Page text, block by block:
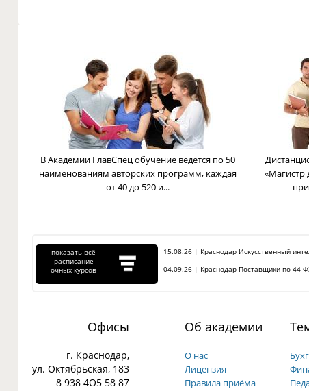
В Академии ГлавСпец обучение ведется по 50
наименованиям авторских программ, каждая
от 40 до 520 и...
«Магистр
показать всё
расписание
очных курсов
15.08.26 | Краснодар Искусственный
04.09.26 | Краснодар Поставщики по 44-
Офисы
г. Краснодар,
ул. Октябрьская, 183
8 938 4О5 58 87
Об академии
О нас
Лицензия
Правила приёма